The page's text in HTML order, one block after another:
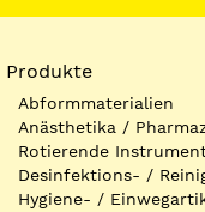
Produkte
Abformmaterialien
Anästhetika /
Rotierende
Desinfektions- /
Hygiene- /